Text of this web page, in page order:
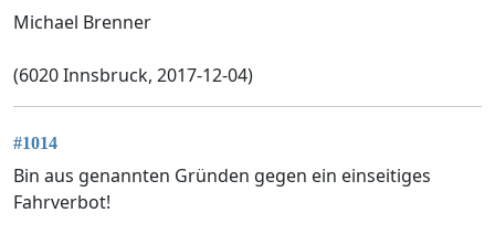
Michael Brenner
(6020 Innsbruck, 2017-12-04)
#1014
Bin aus genannten Gründen gegen ein einseitiges
Fahrverbot!